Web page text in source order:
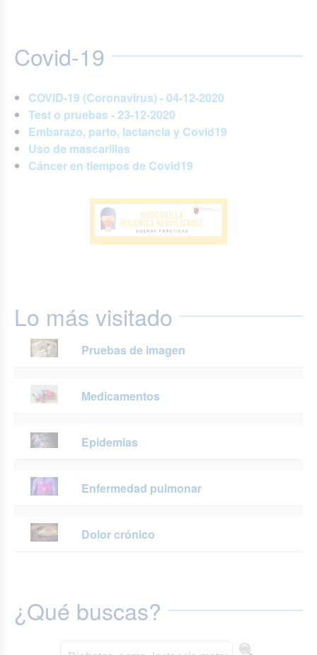
Covid-19
COVID-19 (Coronavirus) - 04-12-2020
Test o pruebas - 23-12-2020
Embarazo, parto, lactancia y Covid19
Uso de mascarillas
Cáncer en tiempos de Covid19
Lo más visitado
Pruebas de imagen
Medicamentos
Epidemias
Enfermedad pulmonar
Dolor crónico
¿Qué buscas?